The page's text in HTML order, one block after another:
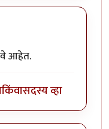
आहेत.
किंवासदस्य व्हा